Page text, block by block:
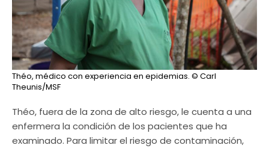
Théo, médico con experiencia en epidemias. © Carl
Theunis/MSF
Théo, fuera de la zona de alto riesgo, le cuenta a una
enfermera la condición de los pacientes que ha
examinado. Para limitar el riesgo de contaminación,